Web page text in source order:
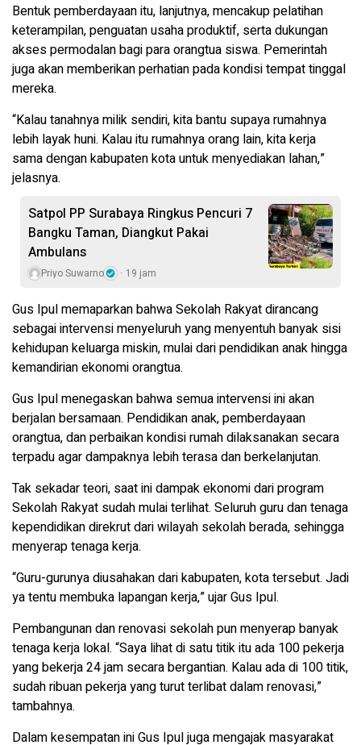
Bentuk pemberdayaan itu, lanjutnya, mencakup pelatihan
keterampilan, penguatan usaha produktif, serta dukungan
akses permodalan bagi para orangtua siswa. Pemerintah
juga akan memberikan perhatian pada kondisi tempat tinggal
mereka.
“Kalau tanahnya milik sendiri, kita bantu supaya rumahnya
lebih layak huni. Kalau itu rumahnya orang lain, kita kerja
sama dengan kabupaten kota untuk menyediakan lahan,”
jelasnya.
Satpol PP Surabaya Ringkus Pencuri 7
Bangku Taman, Diangkut Pakai
Ambulans
Priyo Suwarno 19 jam
Gus Ipul memaparkan bahwa Sekolah Rakyat dirancang
sebagai intervensi menyeluruh yang menyentuh banyak sisi
kehidupan keluarga miskin, mulai dari pendidikan anak hingga
kemandirian ekonomi orangtua.
Gus Ipul menegaskan bahwa semua intervensi ini akan
berjalan bersamaan. Pendidikan anak, pemberdayaan
orangtua, dan perbaikan kondisi rumah dilaksanakan secara
terpadu agar dampaknya lebih terasa dan berkelanjutan.
Tak sekadar teori, saat ini dampak ekonomi dari program
Sekolah Rakyat sudah mulai terlihat. Seluruh guru dan tenaga
kependidikan direkrut dari wilayah sekolah berada, sehingga
menyerap tenaga kerja.
“Guru-gurunya diusahakan dari kabupaten, kota tersebut. Jadi
ya tentu membuka lapangan kerja,” ujar Gus Ipul.
Pembangunan dan renovasi sekolah pun menyerap banyak
tenaga kerja lokal. “Saya lihat di satu titik itu ada 100 pekerja
yang bekerja 24 jam secara bergantian. Kalau ada di 100 titik,
sudah ribuan pekerja yang turut terlibat dalam renovasi,”
tambahnya.
Dalam kesempatan ini Gus Ipul juga mengajak masyarakat